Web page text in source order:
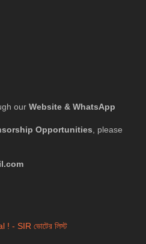
our Website & WhatsApp
Opportunities , please
- SIR ভোটের লিস্ট